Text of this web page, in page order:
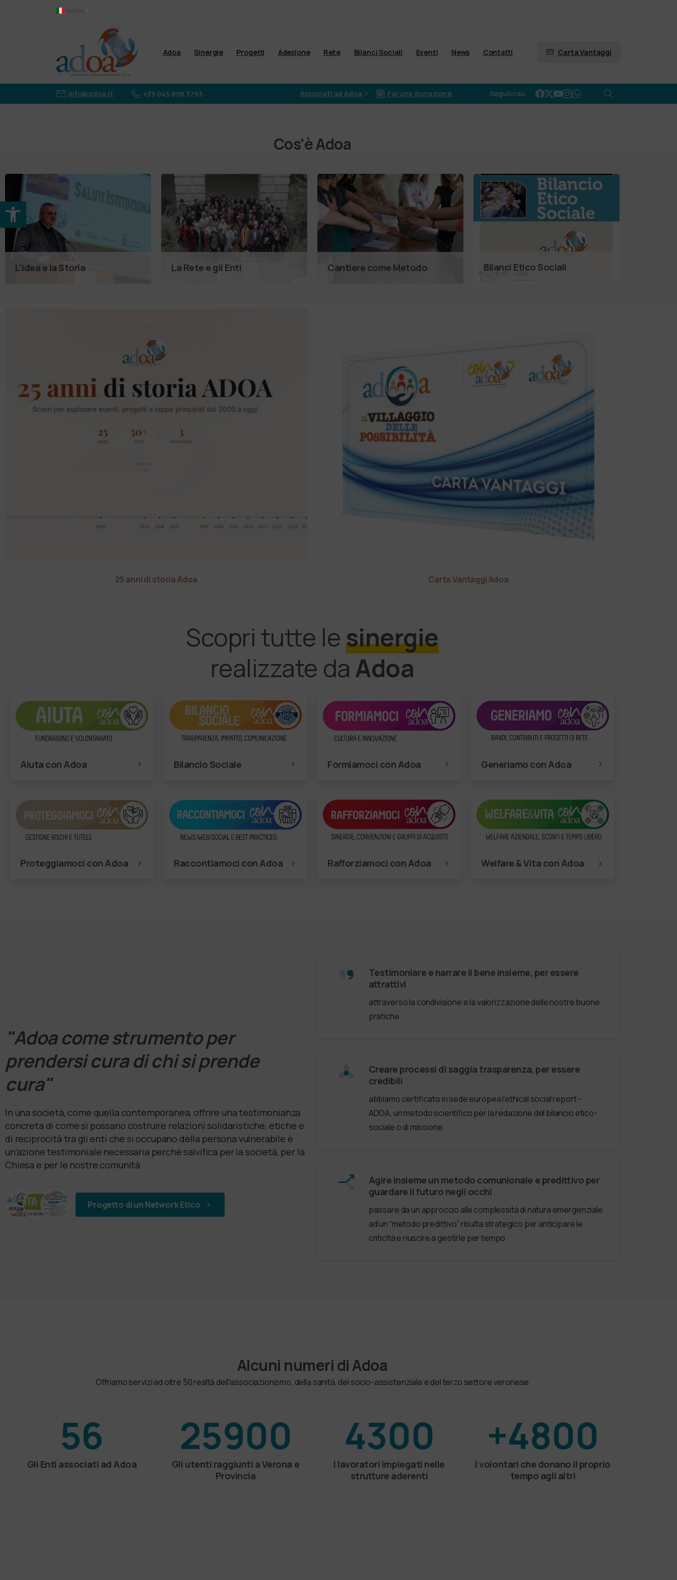
Apri la barra degli strumenti
Italiano ▼
Adoa Sinergie Progetti Adesione Rete Bilanci Sociali Eventi News Contatti Carta Vantaggi
info@adoa.it +39 045 808 3793 Associati ad Adoa Fai una donazione Seguici su
Cos'è Adoa
L'idea e la Storia La Rete e gli Enti Cantiere come Metodo Bilanci Etico Sociali
25 anni di storia Adoa Carta Vantaggi Adoa
Scopri tutte lesinergie
realizzate da Adoa
Aiuta con Adoa Bilancio Sociale Formiamoci con Adoa Generiamo con Adoa
Proteggiamoci con Adoa Raccontiamoci con Adoa Rafforziamoci con Adoa Welfare & Vita con Adoa
"Adoa come strumento per
prendersi cura di chi si prende
cura"
In una società, come quella contemporanea, offrire una testimonianza
concreta di come si possano costruire relazioni solidaristiche, etiche e
di reciprocità tra gli enti che si occupano della persona vulnerabile è
un’azione testimoniale necessaria perché salvifica per la società, per la
Chiesa e per le nostre comunità
Progetto di un Network Etico
Testimoniare e narrare il bene insieme, per essere
attrattivi
attraverso la condivisione e la valorizzazione delle nostre buone
pratiche.
Creare processi di saggia trasparenza, per essere
credibili
abbiamo certificato in sede europea l’ethical social report –
ADOA, un metodo scientifico per la redazione del bilancio etico-
sociale o di missione.
Agire insieme un metodo comunionale e predittivo per
guardare il futuro negli occhi
passare da un approccio alla complessità di natura emergenziale
ad un “metodo predittivo” risulta strategico per anticipare le
criticità e riuscire a gestirle per tempo.
Alcuni numeri di Adoa
Offriamo servizi ad oltre 50 realtà dell'associazionismo, della sanità, del socio-assistenziale e del terzo settore veronese
56
Gli Enti associati ad Adoa
25900
Gli utenti raggiunti a Verona e
Provincia
4300
I lavoratori impiegati nelle
strutture aderenti
+4800
I volontari che donano il proprio
tempo agli altri